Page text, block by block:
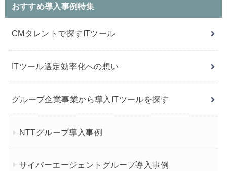
おすすめ導入事例特集
CMタレントで探すITツール
ITツール選定効率化への想い
グループ企業事業から導入ITツールを探す
NTTグループ導入事例
サイバーエージェントグループ導入事例